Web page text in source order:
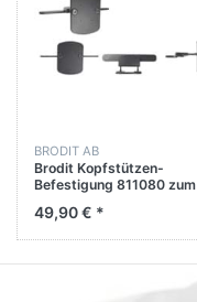
BRODIT AB
Brodit Kopfstützen-
Befestigung 811080 zum
49,90 € *